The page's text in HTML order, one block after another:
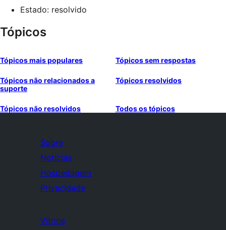
Estado: resolvido
Tópicos
Tópicos mais populares Tópicos sem respostas
Tópicos não relacionados a
suporte
Tópicos resolvidos
Tópicos não resolvidos Todos os tópicos
Sobre
Notícias
Hospedagem
Privacidade
Vitrine